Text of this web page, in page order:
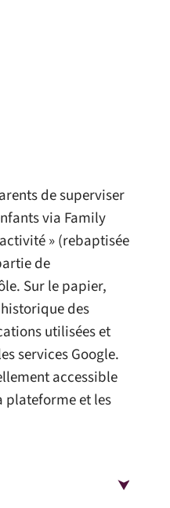
de superviser
via Family
» (rebaptisée
de
Sur le papier,
des
utilisées et
services Google.
accessible
plateforme et les